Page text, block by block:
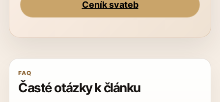
Ceník svateb
FAQ
Časté otázky k článku